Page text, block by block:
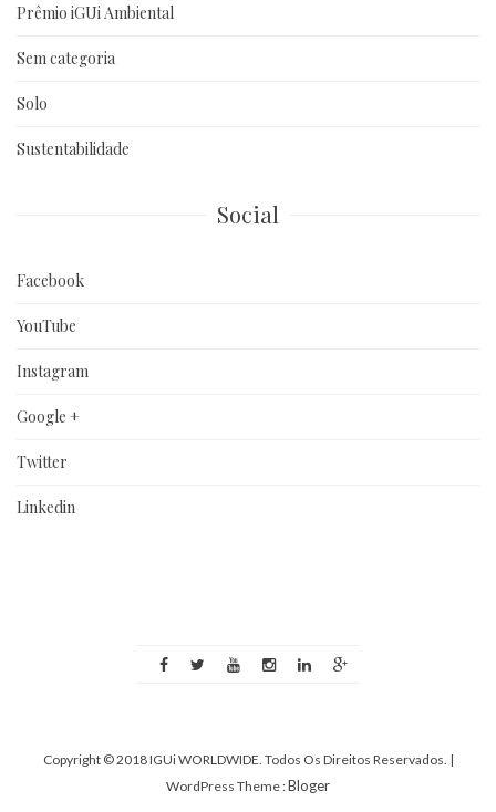
Prêmio iGUi Ambiental
Sem categoria
Solo
Sustentabilidade
Social
Facebook
YouTube
Instagram
Google +
Twitter
Linkedin
Copyright © 2018 IGUi WORLDWIDE. Todos Os Direitos Reservados. |
WordPress Theme :Bloger